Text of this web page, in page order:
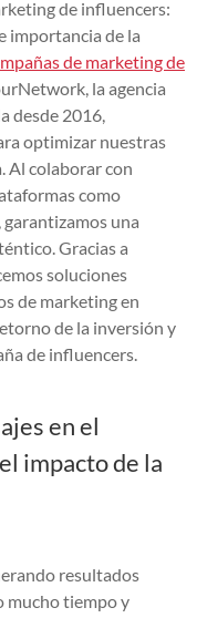
de influencers:
importancia de la
de marketing de
la agencia
desde 2016,
optimizar nuestras
Al colaborar con
como
una
Gracias a
soluciones
de marketing en
de la inversión y
de influencers.
en el
impacto de la
resultados
mucho tiempo y